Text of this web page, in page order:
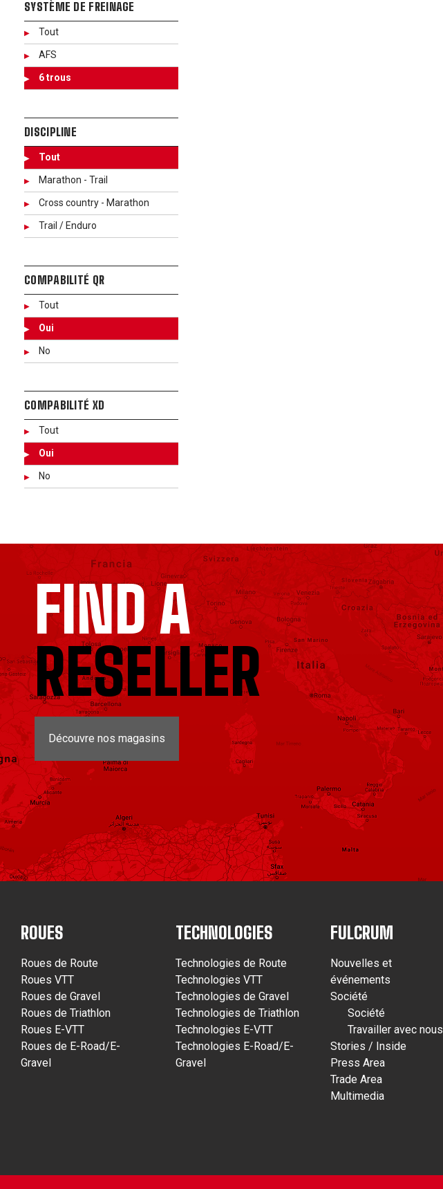
SYSTÈME DE FREINAGE
Tout
AFS
6 trous
DISCIPLINE
Tout
Marathon - Trail
Cross country - Marathon
Trail / Enduro
COMPABILITÉ QR
Tout
Oui
No
COMPABILITÉ XD
Tout
Oui
No
FIND A
RESELLER
Découvre nos magasins
ROUES
Roues de Route
Roues VTT
Roues de Gravel
Roues de Triathlon
Roues E-VTT
Roues de E-Road/E-
Gravel
TECHNOLOGIES
Technologies de Route
Technologies VTT
Technologies de Gravel
Technologies de Triathlon
Technologies E-VTT
Technologies E-Road/E-
Gravel
FULCRUM
Nouvelles et
événements
Société
Société
Travailler avec nous
Stories / Inside
Press Area
Trade Area
Multimedia